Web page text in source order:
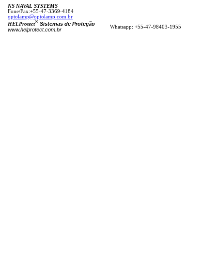
NS NAVAL SYSTEMS
Fone/Fax:+55-47-3369-4184
optolamp@optolamp.com.br
HELProtect® Sistemas de Proteção
www.helprotect.com.br
Whatsapp: +55-47-98403-1955